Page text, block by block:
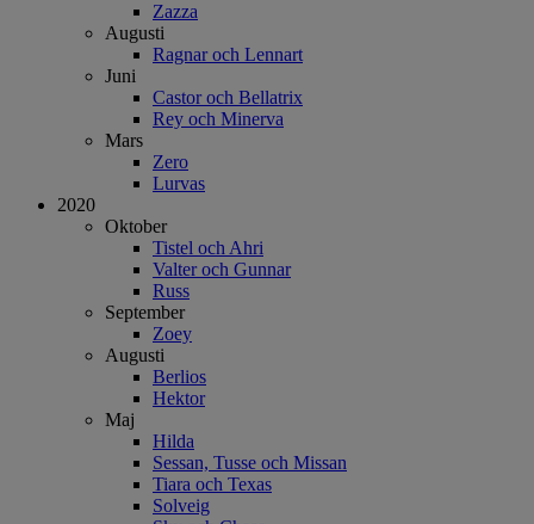
Zazza
Augusti
Ragnar och Lennart
Juni
Castor och Bellatrix
Rey och Minerva
Mars
Zero
Lurvas
2020
Oktober
Tistel och Ahri
Valter och Gunnar
Russ
September
Zoey
Augusti
Berlios
Hektor
Maj
Hilda
Sessan, Tusse och Missan
Tiara och Texas
Solveig